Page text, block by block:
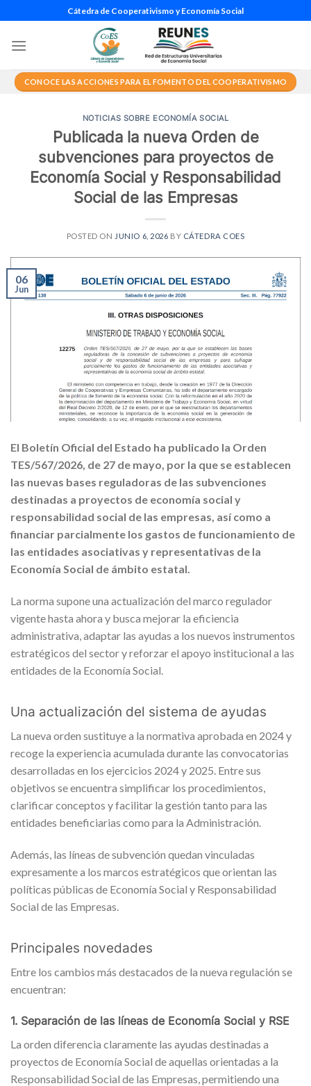
al
contenido
Cátedra de Cooperativismo y Economía Social
CONOCE LAS ACCIONES PARA EL FOMENTO DEL COOPERATIVISMO
NOTICIAS SOBRE ECONOMÍA SOCIAL
Publicada la nueva Orden de
subvenciones para proyectos de
Economía Social y Responsabilidad
Social de las Empresas
POSTED ON JUNIO 6, 2026 BY CÁTEDRA COES
06
Jun
El Boletín Oficial del Estado ha publicado la Orden
TES/567/2026, de 27 de mayo, por la que se establecen
las nuevas bases reguladoras de las subvenciones
destinadas a proyectos de economía social y
responsabilidad social de las empresas, así como a
financiar parcialmente los gastos de funcionamiento de
las entidades asociativas y representativas de la
Economía Social de ámbito estatal.
La norma supone una actualización del marco regulador
vigente hasta ahora y busca mejorar la eficiencia
administrativa, adaptar las ayudas a los nuevos instrumentos
estratégicos del sector y reforzar el apoyo institucional a las
entidades de la Economía Social.
Una actualización del sistema de ayudas
La nueva orden sustituye a la normativa aprobada en 2024 y
recoge la experiencia acumulada durante las convocatorias
desarrolladas en los ejercicios 2024 y 2025. Entre sus
objetivos se encuentra simplificar los procedimientos,
clarificar conceptos y facilitar la gestión tanto para las
entidades beneficiarias como para la Administración.
Además, las líneas de subvención quedan vinculadas
expresamente a los marcos estratégicos que orientan las
políticas públicas de Economía Social y Responsabilidad
Social de las Empresas.
Principales novedades
Entre los cambios más destacados de la nueva regulación se
encuentran:
1. Separación de las líneas de Economía Social y RSE
La orden diferencia claramente las ayudas destinadas a
proyectos de Economía Social de aquellas orientadas a la
Responsabilidad Social de las Empresas, permitiendo una